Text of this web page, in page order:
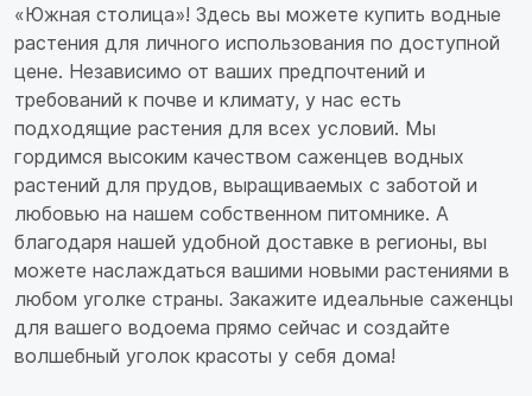
«Южная столица»! Здесь вы можете купить водные
растения для личного использования по доступной
цене. Независимо от ваших предпочтений и
требований к почве и климату, у нас есть
подходящие растения для всех условий. Мы
гордимся высоким качеством саженцев водных
растений для прудов, выращиваемых с заботой и
любовью на нашем собственном питомнике. А
благодаря нашей удобной доставке в регионы, вы
можете наслаждаться вашими новыми растениями в
любом уголке страны. Закажите идеальные саженцы
для вашего водоема прямо сейчас и создайте
волшебный уголок красоты у себя дома!